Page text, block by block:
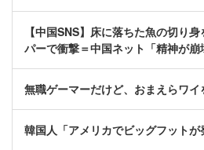
【中国SNS】床に落ちた魚の切り
パーで衝撃＝中国ネット「精神が崩
無職ゲーマーだけど、おまえらワイ
韓国人「アメリカでビッグフットが